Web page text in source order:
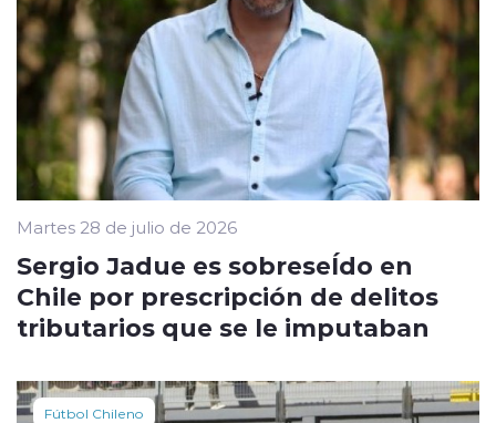
Martes 28 de julio de 2026
Sergio Jadue es sobreseÍdo en
Chile por prescripción de delitos
tributarios que se le imputaban
Fútbol Chileno